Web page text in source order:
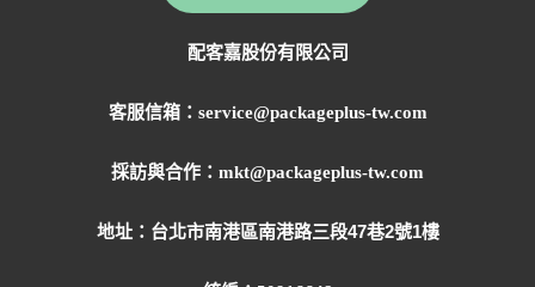
配客嘉股份有限公司
客服信箱：service@packageplus-tw.com
採訪與合作：mkt@packageplus-tw.com
地址： 台北市南港區南港路三段47巷2號1樓